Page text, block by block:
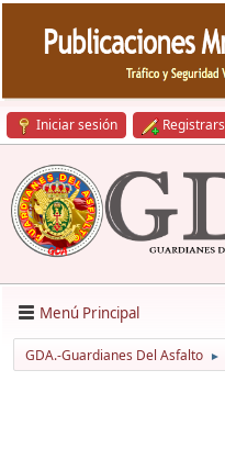
Iniciar sesión
Menú Principal
GDA.-Guardianes Del Asfalto ►